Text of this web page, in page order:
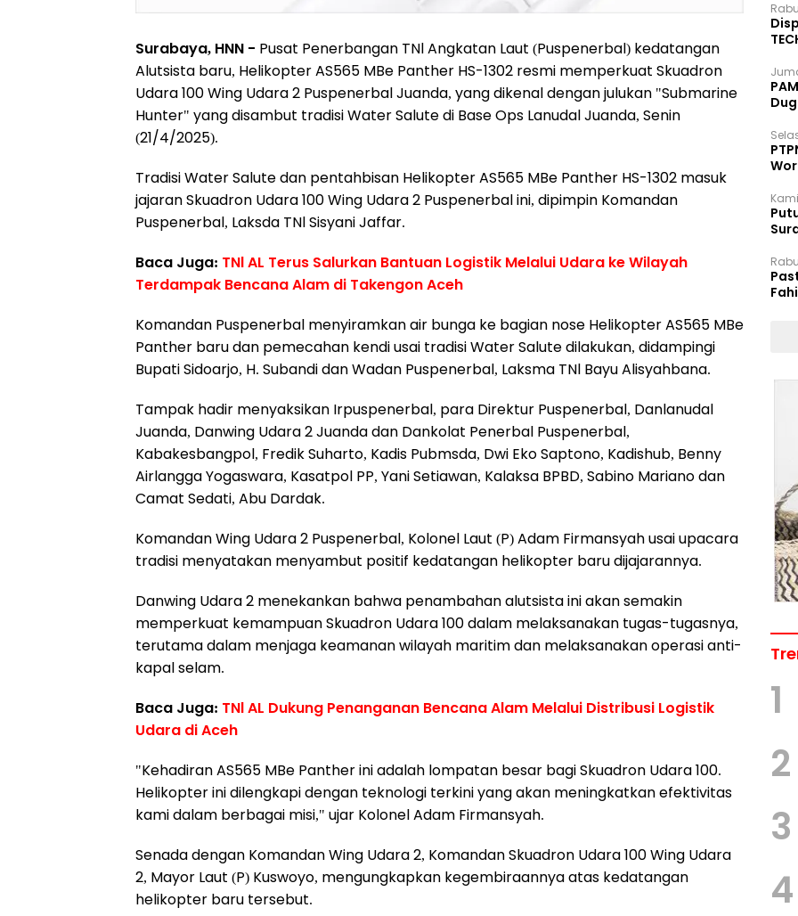
Surabaya, HNN - Pusat Penerbangan TNl Angkatan Laut (Puspenerbal) kedatangan
Alutsista baru, Helikopter AS565 MBe Panther HS-1302 resmi memperkuat Skuadron
Udara 100 Wing Udara 2 Puspenerbal Juanda, yang dikenal dengan julukan "Submarine
Hunter" yang disambut tradisi Water Salute di Base Ops Lanudal Juanda, Senin
(21/4/2025).
Tradisi Water Salute dan pentahbisan Helikopter AS565 MBe Panther HS-1302 masuk
jajaran Skuadron Udara 100 Wing Udara 2 Puspenerbal ini, dipimpin Komandan
Puspenerbal, Laksda TNl Sisyani Jaffar.
Baca Juga: TNl AL Terus Salurkan Bantuan Logistik Melalui Udara ke Wilayah
Terdampak Bencana Alam di Takengon Aceh
Komandan Puspenerbal menyiramkan air bunga ke bagian nose Helikopter AS565 MBe
Panther baru dan pemecahan kendi usai tradisi Water Salute dilakukan, didampingi
Bupati Sidoarjo, H. Subandi dan Wadan Puspenerbal, Laksma TNl Bayu Alisyahbana.
Tampak hadir menyaksikan Irpuspenerbal, para Direktur Puspenerbal, Danlanudal
Juanda, Danwing Udara 2 Juanda dan Dankolat Penerbal Puspenerbal,
Kabakesbangpol, Fredik Suharto, Kadis Pubmsda, Dwi Eko Saptono, Kadishub, Benny
Airlangga Yogaswara, Kasatpol PP, Yani Setiawan, Kalaksa BPBD, Sabino Mariano dan
Camat Sedati, Abu Dardak.
Komandan Wing Udara 2 Puspenerbal, Kolonel Laut (P) Adam Firmansyah usai upacara
tradisi menyatakan menyambut positif kedatangan helikopter baru dijajarannya.
Danwing Udara 2 menekankan bahwa penambahan alutsista ini akan semakin
memperkuat kemampuan Skuadron Udara 100 dalam melaksanakan tugas-tugasnya,
terutama dalam menjaga keamanan wilayah maritim dan melaksanakan operasi anti-
kapal selam.
Baca Juga: TNl AL Dukung Penanganan Bencana Alam Melalui Distribusi Logistik
Udara di Aceh
"Kehadiran AS565 MBe Panther ini adalah lompatan besar bagi Skuadron Udara 100.
Helikopter ini dilengkapi dengan teknologi terkini yang akan meningkatkan efektivitas
kami dalam berbagai misi," ujar Kolonel Adam Firmansyah.
Senada dengan Komandan Wing Udara 2, Komandan Skuadron Udara 100 Wing Udara
2, Mayor Laut (P) Kuswoyo, mengungkapkan kegembiraannya atas kedatangan
helikopter baru tersebut.
1
2
3
4